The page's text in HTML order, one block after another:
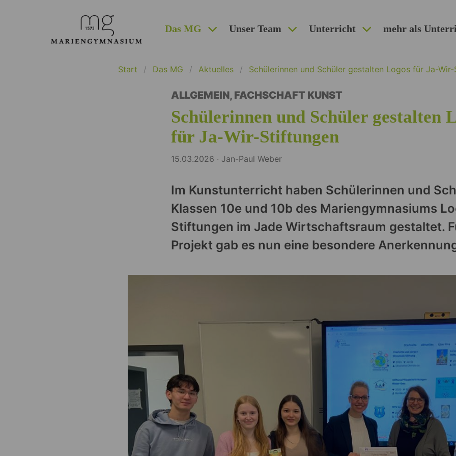
Das MG Unser Team Unterricht mehr als
Start Das MG Aktuelles Schülerinnen und Schüler gestalten Logos für Ja-
ALLGEMEIN, FACHSCHAFT KUNST
Schülerinnen und Schüler gestalten
für Ja-Wir-Stiftungen
15.03.2026 · Jan-Paul Weber
Im Kunstunterricht haben Schülerinnen und
Klassen 10e und 10b des Mariengymnasiums
Stiftungen im Jade Wirtschaftsraum gestaltet.
Projekt gab es nun eine besondere